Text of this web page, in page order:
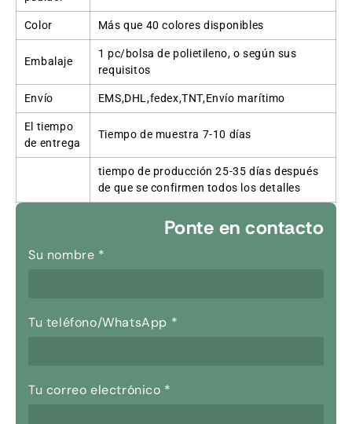
Color Más que 40 colores disponibles
Embalaje
1 pc/bolsa de polietileno, o según sus
requisitos
Envío EMS,DHL,fedex,TNT,Envío marítimo
El tiempo
de entrega
Tiempo de muestra 7-10 días
tiempo de producción 25-35 días después
de que se confirmen todos los detalles
Ponte en contacto
Su nombre *
Tu teléfono/WhatsApp *
Tu correo electrónico *